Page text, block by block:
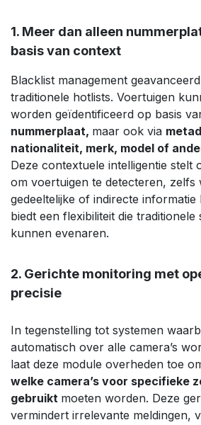
1. Meer dan alleen
basis van context
Blacklist management
traditionele hotlists. Voertuigen
worden geïdentificeerd op basis
nummerplaat, maar ook via
nationaliteit, merk, model of
Deze contextuele intelligentie stelt
om voertuigen te detecteren, zelfs
gedeeltelijke of indirecte informatie
biedt een flexibiliteit die traditionele
kunnen evenaren.
2. Gerichte monitoring met
precisie
In tegenstelling tot systemen
automatisch over alle camera’s
laat deze module overheden toe
welke camera’s voor specifieke
gebruikt moeten worden. Deze
vermindert irrelevante meldingen,